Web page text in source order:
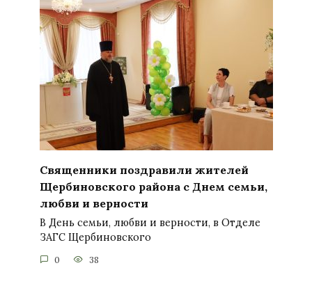
Священники поздравили жителей
Щербиновского района с Днем семьи,
любви и верности
В День семьи, любви и верности, в Отделе
ЗАГС Щербиновского
0 38